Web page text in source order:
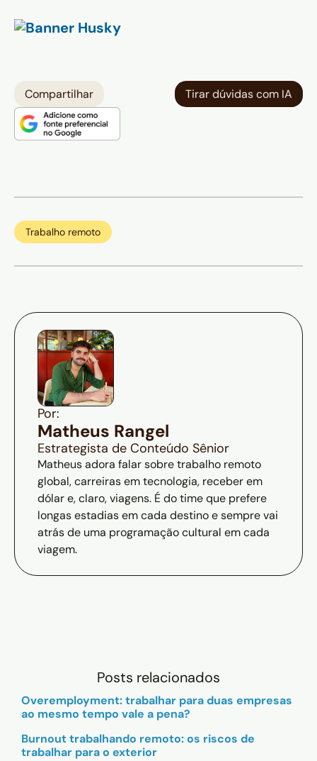
Compartilhar Tirar dúvidas com IA
Trabalho remoto
Por:
Matheus Rangel
Estrategista de Conteúdo Sênior
Matheus adora falar sobre trabalho remoto
global, carreiras em tecnologia, receber em
dólar e, claro, viagens. É do time que prefere
longas estadias em cada destino e sempre vai
atrás de uma programação cultural em cada
viagem.
Posts relacionados
Overemployment: trabalhar para duas empresas
ao mesmo tempo vale a pena?
Burnout trabalhando remoto: os riscos de
trabalhar para o exterior